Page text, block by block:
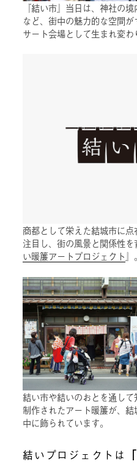
『結い市』当日は、神社の
など、街中の魅力的な空間
サート会場として生まれ変わ
商都として栄えた結城市に
注目し、街の風景と関係性
い暖簾アートプロジェクト』。
結い市や結いのおとを通し
制作されたアート暖簾が、
中に飾られています。
結いプロジェクトは